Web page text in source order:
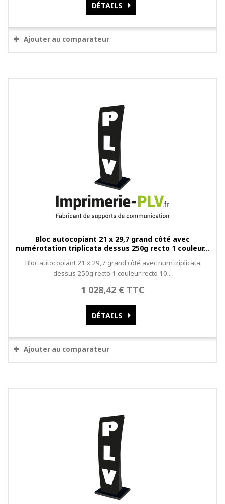
DÉTAILS
Ajouter au comparateur
Bloc autocopiant 21 x 29,7 grand côté avec
numérotation triplicata dessus 250g recto 1 couleur...
Bloc autocopiant 21 x 29,7 grand côté avec num triplicata
dessus 250g recto 1 couleur recto 10...
1 028,42 € TTC
DÉTAILS
Ajouter au comparateur